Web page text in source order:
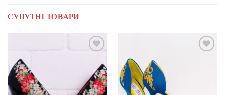
СУПУТНІ ТОВАРИ
виріб у
вибране